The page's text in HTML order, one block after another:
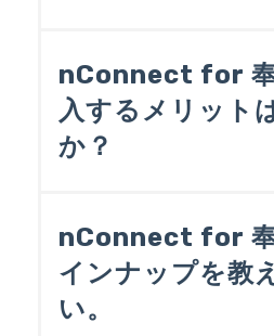
す。奉行シリーズと企業
るさまざまな形式のフ
ベース、プラットフォー
データ連携（データの受
人手で行っていたデー
化することもできます。
行は奉行シリーズとそ
スとのデータ連携に必要
インワンで提供します。
nConnect for
入するメリット
か？
識を必要とせず、データ
することができます。
処理を開発する場合、
クに入力されたデータか
nConnect for
インナップを教
い。